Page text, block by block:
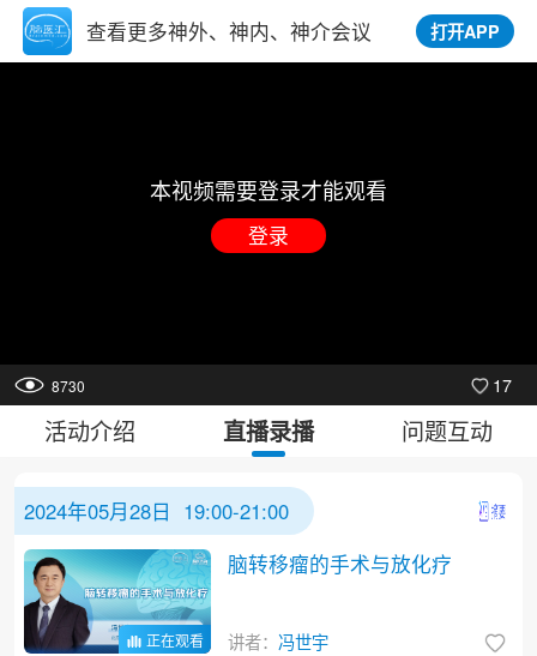
查看更多神外、神内、神介会议 打开APP
本视频需要登录才能观看
登录
8730 17
活动介绍 直播录播 问题互动
2024年05月28日 19:00-21:00
正在观看
脑转移瘤的手术与放化疗
讲者： 冯世宇